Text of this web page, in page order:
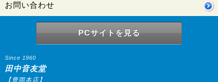
お問い合わせ
PCサイトを見る
Since 1960
田中音友堂
【豊岡本店】